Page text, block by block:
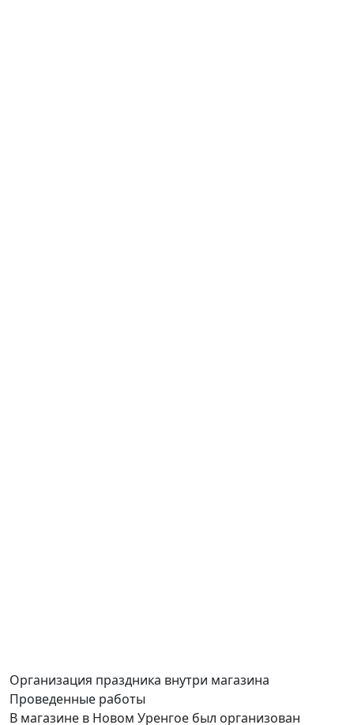
Организация праздника внутри магазина
Проведенные работы
В магазине в Новом Уренгое был организован